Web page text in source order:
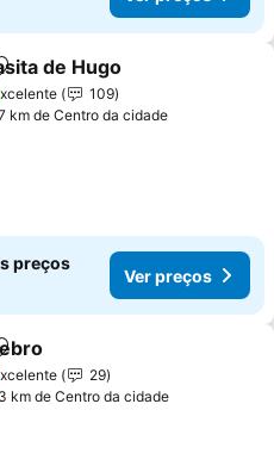
aos favoritos
de Hugo
109
km de Centro da cidade
preços
Ver preços
aos favoritos
29
km de Centro da cidade